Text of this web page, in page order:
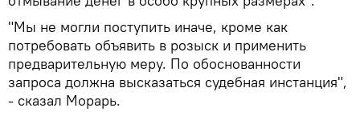
"Мы не могли поступить иначе, кроме как
потребовать объявить в розыск и применить
предварительную меру. По обоснованности
запроса должна высказаться судебная инстанция",
- сказал Морарь.